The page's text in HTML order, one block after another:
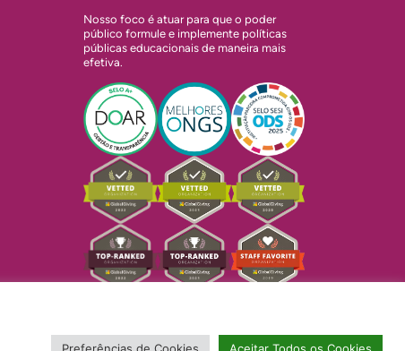
Nosso foco é atuar para que o poder
público formule e implemente políticas
públicas educacionais de maneira mais
efetiva.
Preferências de Cookies Aceitar Todos os Cookies